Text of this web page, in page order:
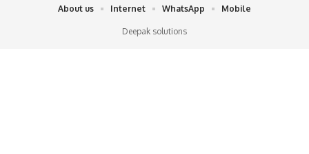
Deepak solutions
About us Internet WhatsApp Mobile